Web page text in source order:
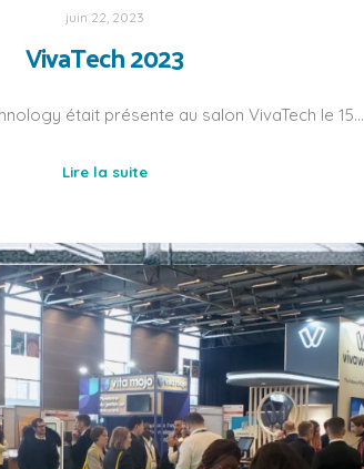
juin 22, 2023
VivaTech 2023
était présente au salon VivaTech le 15…
Lire la suite